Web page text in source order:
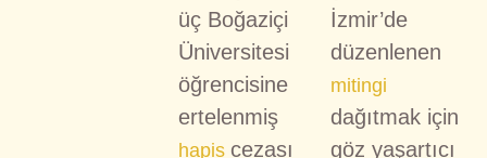
üç Boğaziçi
Üniversitesi
öğrencisine
ertelenmiş
hapis cezası
İzmir’de
düzenlenen
mitingi
dağıtmak için
göz yaşartıcı